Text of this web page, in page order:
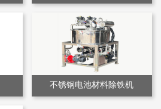
不锈钢电池材料除铁机